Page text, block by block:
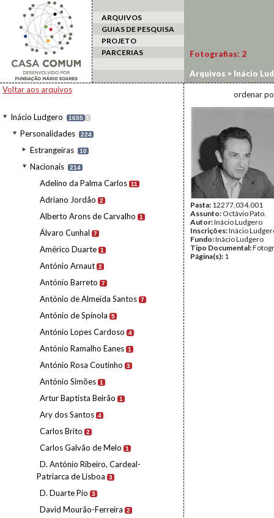
ARQUIVOS
GUIAS DE PESQUISA
PROJETO
PARCERIAS
Voltar aos arquivos
Inácio Ludgero 1655 I
Personalidades 224
Estrangeiras 10
Nacionais 214
Adelino da Palma Carlos 11
Adriano Jordão 2
Alberto Arons de Carvalho 1
Álvaro Cunhal 7
Américo Duarte 1
António Arnaut 2
António Barreto 7
António de Almeida Santos 7
António de Spínola 5
António Lopes Cardoso 4
António Ramalho Eanes 1
António Rosa Coutinho 3
António Simões 1
Artur Baptista Beirão 1
Ary dos Santos 4
Carlos Brito 2
Carlos Galvão de Melo 1
D. António Ribeiro, Cardeal-
Patriarca de Lisboa
3
D. Duarte Pio 3
David Mourão-Ferreira 2
Fotografias: 2
Arquivos > Inácio
ordenar
Pasta: 12277.034.001
Assunto: Octávio Pato.
Autor:Inácio Ludgero
Inscrições:Inácio
Fundo:Inácio Ludgero
Tipo Documental:
Página(s): 1